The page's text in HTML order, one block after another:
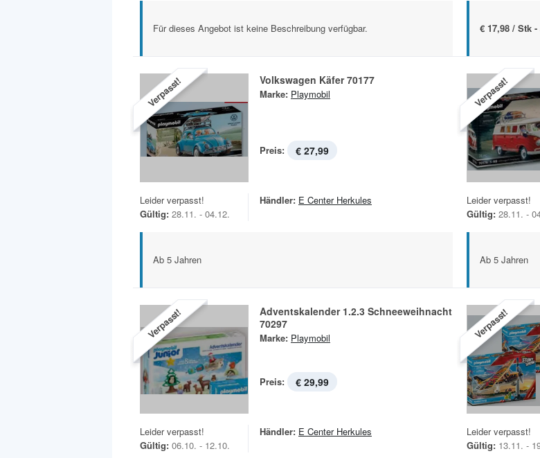
Für dieses Angebot ist keine Beschreibung verfügbar. € 17,98 / Stk -
Verpasst! Volkswagen Käfer 70177
Marke: Playmobil
Preis: € 27,99
Leider verpasst!
Gültig: 28.11. - 04.12.
Händler: E Center Herkules
Ab 5 Jahren
Verpasst!
Leider verpasst!
Gültig: 28.11. -
Ab 5 Jahren
Verpasst!
Adventskalender 1.2.3 Schneeweihnacht
70297
Marke: Playmobil
Preis: € 29,99
Leider verpasst!
Gültig: 06.10. - 12.10.
Händler: E Center Herkules
Verpasst!
Leider verpasst!
Gültig: 13.11. -